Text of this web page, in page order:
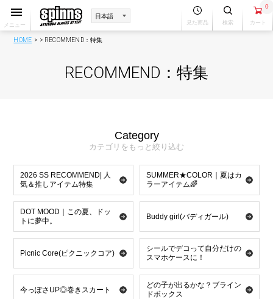
メニュー 見た商品 検索
0
カート
HOME RECOMMEND：特集
RECOMMEND：特集
Category
カテゴリをもっと絞り込む
2026 SS RECOMMEND| 人
気＆推しアイテム特集
SUMMER★COLOR｜夏はカ
ラーアイテム🌈
DOT MOOD｜この夏、ドッ
トに夢中。
Buddy girl(バディガール)
Picnic Core(ピクニックコア)
シールでデコって自分だけの
スマホケースに！
今っぽさUP◎巻きスカート
どの子が出るかな？ブライン
ドボックス